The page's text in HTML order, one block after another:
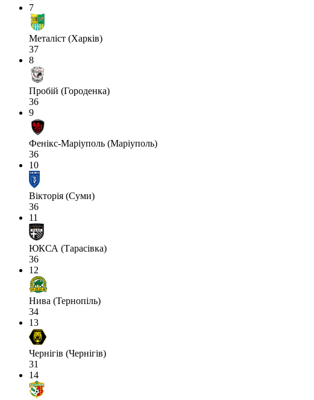
7
Металіст (Харків)
37
8
Пробій (Городенка)
36
9
Фенікс-Маріуполь (Маріуполь)
36
10
Вікторія (Суми)
36
11
ЮКСА (Тарасівка)
36
12
Нива (Тернопіль)
34
13
Чернігів (Чернігів)
31
14